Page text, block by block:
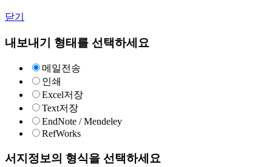
닫기
내보내기 형태를 선택하세요
메일전송
인쇄
Excel저장
Text저장
EndNote / Mendeley
RefWorks
서지정보의 형식을 선택하세요